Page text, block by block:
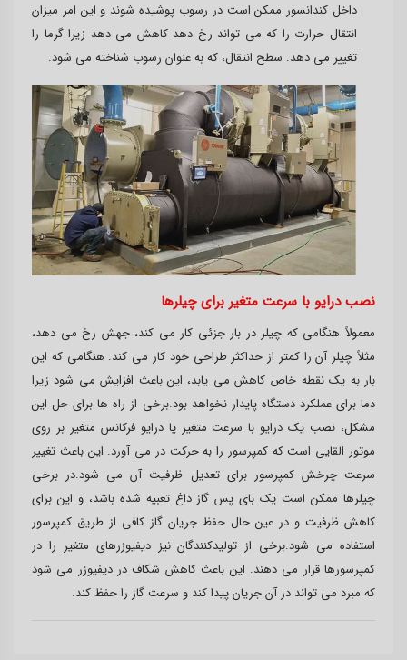
داخل کندانسور ممکن است در رسوب پوشیده شوند و این امر میزان
انتقال حرارت را که می تواند رخ دهد کاهش می دهد زیرا گرما را
تغییر می دهد. سطح انتقال، که به عنوان رسوب شناخته می شود.
نصب درایو با سرعت متغیر برای چیلرها
معمولاً هنگامی که چیلر در بار جزئی کار می کند، جهش رخ می دهد،
مثلاً چیلر آن را کمتر از حداکثر طراحی خود کار می کند. هنگامی که این
بار به یک نقطه خاص کاهش می یابد، این باعث افزایش می شود زیرا
دما برای عملکرد دستگاه پایدار نخواهد بود.برخی از راه ها برای حل این
مشکل، نصب یک درایو با سرعت متغیر یا درایو فرکانس متغیر بر روی
موتور القایی است که کمپرسور را به حرکت در می آورد. این باعث تغییر
سرعت چرخش کمپرسور برای تعدیل ظرفیت آن می شود.در برخی
چیلرها ممکن است یک بای پس گاز داغ تعبیه شده باشد، و این برای
کاهش ظرفیت و در عین حال حفظ جریان گاز کافی از طریق کمپرسور
استفاده می شود.برخی از تولیدکنندگان نیز دیفیوزرهای متغیر را در
کمپرسورها قرار می دهند. این باعث کاهش شکاف در دیفیوزر می شود
که مبرد می تواند در آن جریان پیدا کند و سرعت گاز را حفظ کند.